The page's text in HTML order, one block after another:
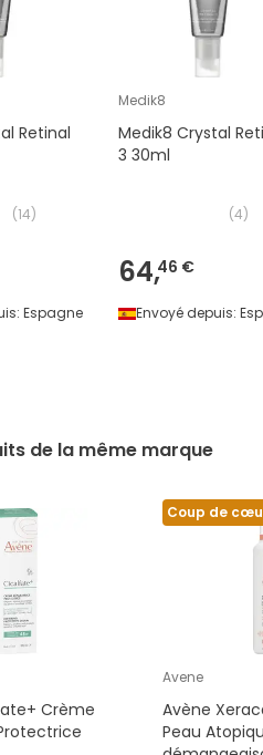
Retinal
(14)
Espagne
Medik8
Medik8 Crystal
3 30ml
(4)
64,46 €
Envoyé depuis:
de la même marque
Crème
Coup de
Avene
Avène
Peau